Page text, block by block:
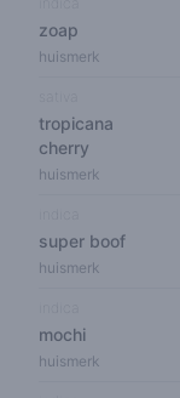
zoap
huismerk
tropicana
cherry
huismerk
super boof
huismerk
mochi
huismerk